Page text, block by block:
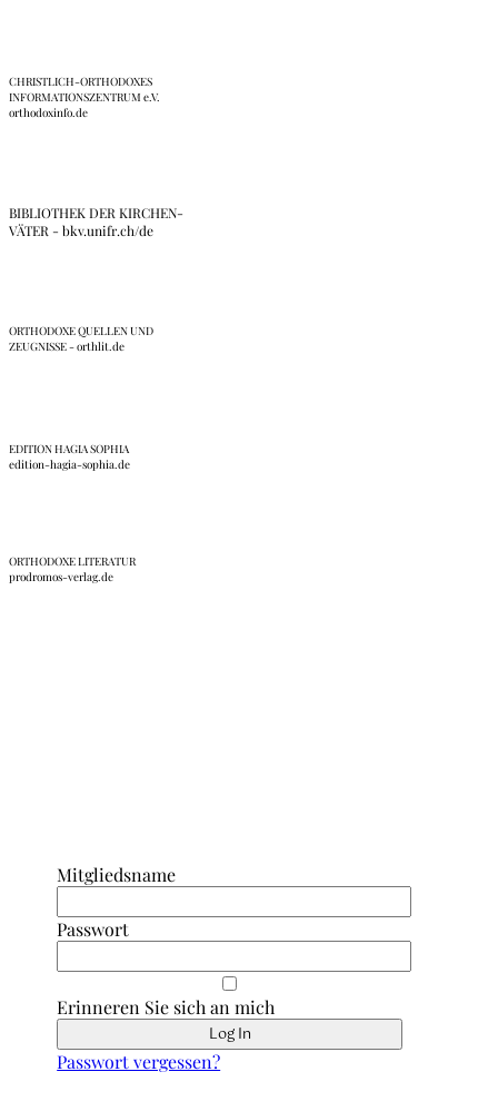
CHRISTLICH-ORTHODOXES
INFORMATIONSZENTRUM e.V.
orthodoxinfo.de
BIBLIOTHEK DER KIRCHEN-
VÄTER - bkv.unifr.ch/de
ORTHODOXE QUELLEN UND
ZEUGNISSE - orthlit.de
EDITION HAGIA SOPHIA
edition-hagia-sophia.de
ORTHODOXE LITERATUR
prodromos-verlag.de
Mitgliedsname
Passwort
Erinneren Sie sich an mich
Passwort vergessen?